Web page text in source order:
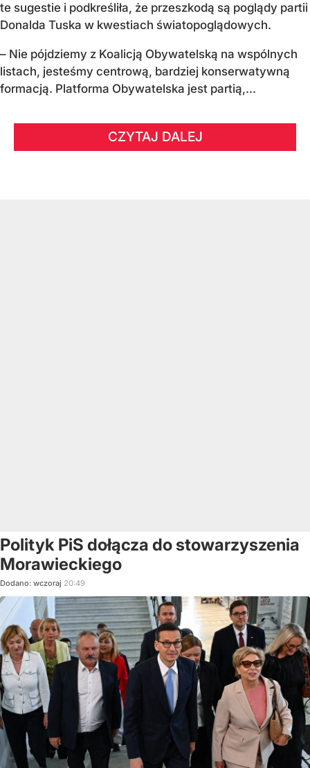
te sugestie i podkreśliła, że przeszkodą są poglądy partii
Donalda Tuska w kwestiach światopoglądowych.
– Nie pójdziemy z Koalicją Obywatelską na wspólnych
listach, jesteśmy centrową, bardziej konserwatywną
formacją. Platforma Obywatelska jest partią,...
CZYTAJ DALEJ
Polityk PiS dołącza do stowarzyszenia
Morawieckiego
Dodano: wczoraj 20:49